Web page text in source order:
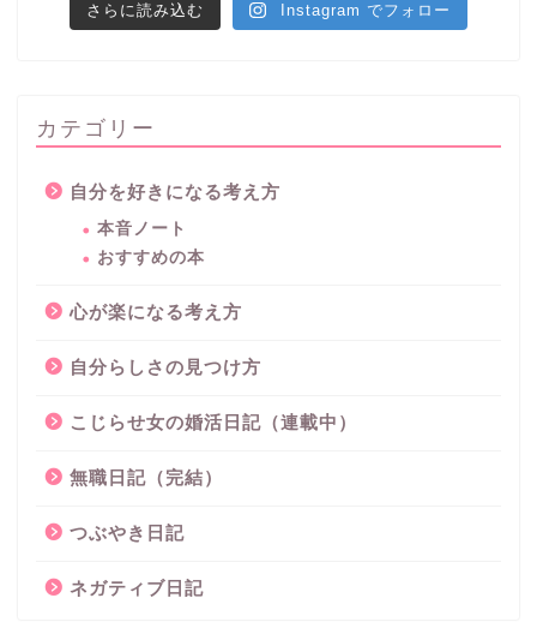
さらに読み込む Instagram でフォロー
カテゴリー
自分を好きになる考え方
本音ノート
おすすめの本
心が楽になる考え方
自分らしさの見つけ方
こじらせ女の婚活日記（連載中）
無職日記（完結）
つぶやき日記
ネガティブ日記